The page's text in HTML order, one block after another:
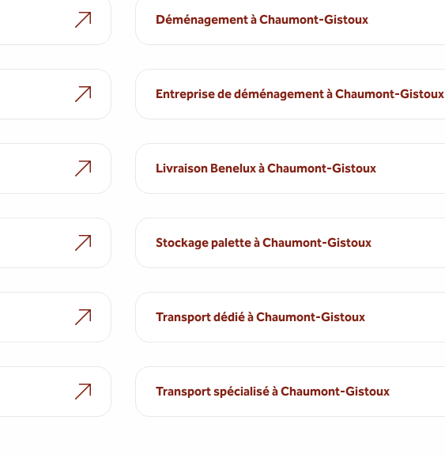
Déménagement à Chaumont-Gistoux
Entreprise de déménagement à Chaumont-Gistoux
Livraison Benelux à Chaumont-Gistoux
Stockage palette à Chaumont-Gistoux
Transport dédié à Chaumont-Gistoux
Transport spécialisé à Chaumont-Gistoux